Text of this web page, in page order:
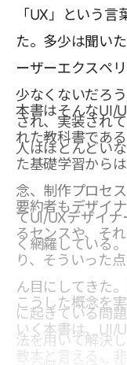
「UX」という
た。多少は聞い
ーザーエクスペ
少なくないだろ
され、実装され
人はほとんどい
本書はそんなUI/
れた教科書であ
た基礎学習から
念、制作プロセ
てUI/UXデザイ
く網羅している。
要約者もデザイ
るセンスや、そ
り、そういった
ん目にしてきた
に起きている問
法を用いて解決
こうした概念を
いく本書は、UI/
教本と言える。